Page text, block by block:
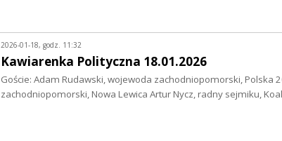
2026-01-18, godz. 11:32
Kawiarenka Polityczna 18.01.2026
Goście: Adam Rudawski, wojewoda zachodniopomorski, Polska
zachodniopomorski, Nowa Lewica Artur Nycz, radny sejmiku,